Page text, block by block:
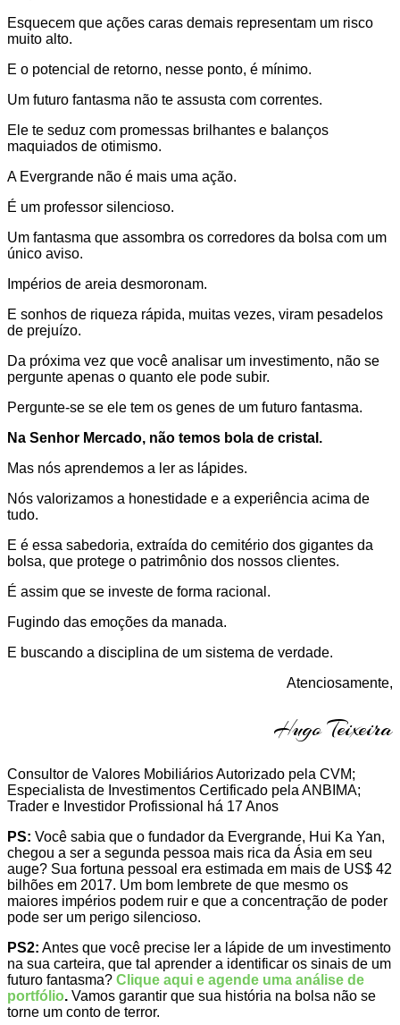
Esquecem que ações caras demais representam um risco
muito alto.
E o potencial de retorno, nesse ponto, é mínimo.
Um futuro fantasma não te assusta com correntes.
Ele te seduz com promessas brilhantes e balanços
maquiados de otimismo.
A Evergrande não é mais uma ação.
É um professor silencioso.
Um fantasma que assombra os corredores da bolsa com um
único aviso.
Impérios de areia desmoronam.
E sonhos de riqueza rápida, muitas vezes, viram pesadelos
de prejuízo.
Da próxima vez que você analisar um investimento, não se
pergunte apenas o quanto ele pode subir.
Pergunte-se se ele tem os genes de um futuro fantasma.
Na Senhor Mercado, não temos bola de cristal.
Mas nós aprendemos a ler as lápides.
Nós valorizamos a honestidade e a experiência acima de
tudo.
E é essa sabedoria, extraída do cemitério dos gigantes da
bolsa, que protege o patrimônio dos nossos clientes.
É assim que se investe de forma racional.
Fugindo das emoções da manada.
E buscando a disciplina de um sistema de verdade.
Atenciosamente,
Hugo Teixeira
Consultor de Valores Mobiliários Autorizado pela CVM;
Especialista de Investimentos Certificado pela ANBIMA;
Trader e Investidor Profissional há 17 Anos
PS: Você sabia que o fundador da Evergrande, Hui Ka Yan,
chegou a ser a segunda pessoa mais rica da Ásia em seu
auge? Sua fortuna pessoal era estimada em mais de US$ 42
bilhões em 2017. Um bom lembrete de que mesmo os
maiores impérios podem ruir e que a concentração de poder
pode ser um perigo silencioso.
PS2: Antes que você precise ler a lápide de um investimento
na sua carteira, que tal aprender a identificar os sinais de um
futuro fantasma? Clique aqui e agende uma análise de
portfólio. Vamos garantir que sua história na bolsa não se
torne um conto de terror.